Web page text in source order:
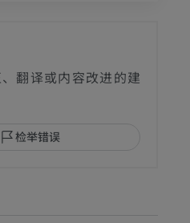
翻译或内容改进的建
检举错误